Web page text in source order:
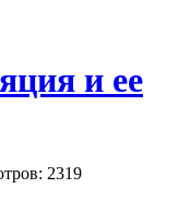
и ее
2319